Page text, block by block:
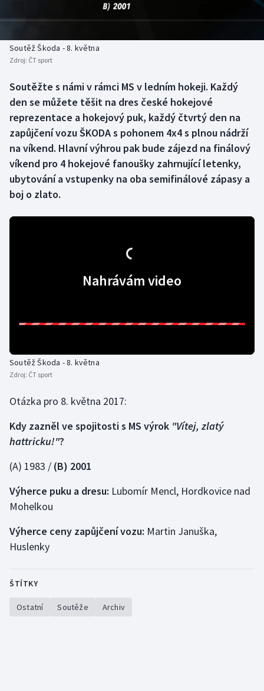
Biatlon
Boby a skeleton
Box
Curling
Dostihy
Házená
Judo
Krasobruslení
Lezení
Lyže a snowboard
Moderní pětiboj
Olympijské hry
Plavání
Aplikace ČT sport
AZ kvíz
Soutěž Škoda - 8. května
Zdroj: ČT sport
Soutěžte s námi v rámci MS v ledním hokeji. Každý
den se můžete těšit na dres české hokejové
reprezentace a hokejový puk, každý čtvrtý den na
zapůjčení vozu ŠKODA s pohonem 4x4 s plnou nádrží
na víkend. Hlavní výhrou pak bude zájezd na finálový
víkend pro 4 hokejové fanoušky zahrnující letenky,
ubytování a vstupenky na oba semifinálové zápasy a
boj o zlato.
Nahrávám video
Soutěž Škoda - 8. května
Zdroj: ČT sport
Otázka pro 8. května 2017:
Kdy zazněl ve spojitosti s MS výrok "Vítej, zlatý
hattricku!"?
(A) 1983 / (B) 2001
Výherce puku a dresu: Lubomír Mencl, Hordkovice nad
Mohelkou
Výherce ceny zapůjčení vozu: Martin Januška,
Huslenky
ŠTÍTKY
Ostatní Soutěže Archiv